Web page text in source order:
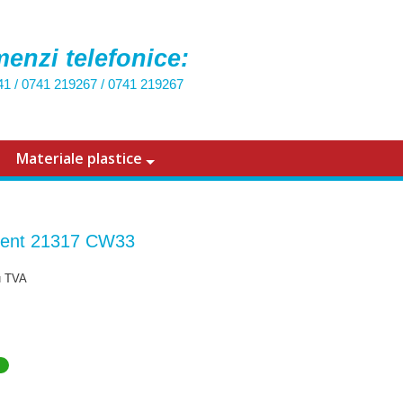
telefonice:
/ 0741 219267/ 0741 219267
Materiale plastice
21317 CW33
TVA